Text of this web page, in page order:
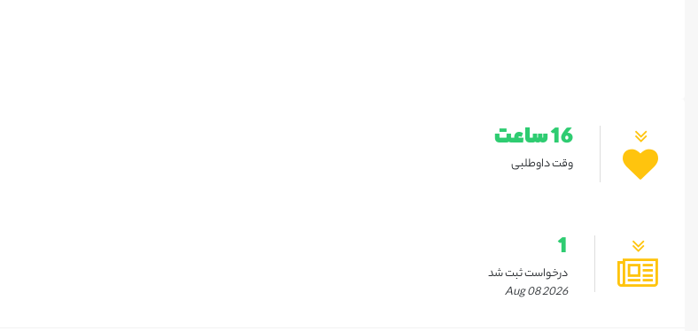
16 ساعت
وقت داوطلبی
1
درخواست ثبت شد
Aug 08 2026